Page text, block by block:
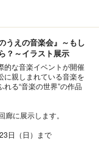
うえの音楽会』～もし
？～イラスト展示
的な音楽イベントが開催
に親しまれている音楽を
る“音楽の世界”の作品
に展示します。
日（日）まで